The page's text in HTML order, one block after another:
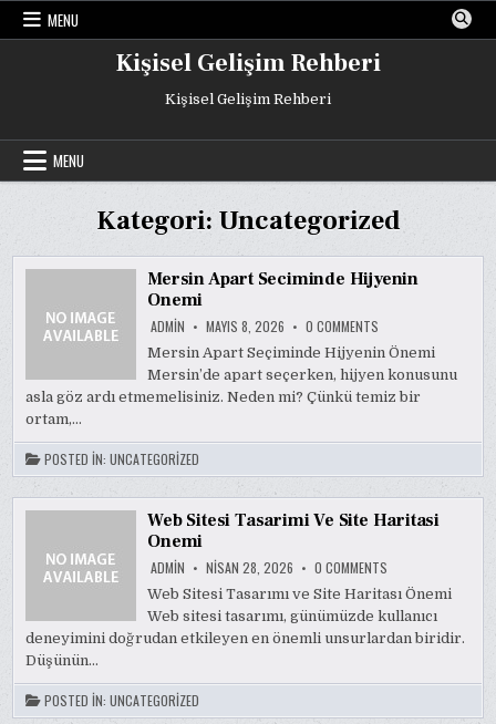
Skip
MENU
Kişisel Gelişim Rehberi
Kişisel Gelişim Rehberi
MENU
Kategori: Uncategorized
Mersin Apart Seciminde Hijyenin
Onemi
ADMIN MAYIS 8, 2026 0 COMMENTS
APART
SECIMINDE
HIJYENIN
ONEMI
Mersin Apart Seçiminde Hijyenin Önemi
Mersin’de apart seçerken, hijyen konusunu
asla göz ardı etmemelisiniz. Neden mi? Çünkü temiz bir
ortam,…
POSTED IN:UNCATEGORIZED
Web Sitesi Tasarimi Ve Site Haritasi
Onemi
ADMIN NISAN 28, 2026 0 COMMENTS
SITESI
TASARIMI
VE
SITE
HARITASI
Web Sitesi Tasarımı ve Site Haritası Önemi
Web sitesi tasarımı, günümüzde kullanıcı
deneyimini doğrudan etkileyen en önemli unsurlardan biridir.
Düşünün…
POSTED IN:UNCATEGORIZED